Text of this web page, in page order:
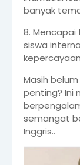
banyak
8.
siswa
Masih
penting? Ini
semangat
Inggris..